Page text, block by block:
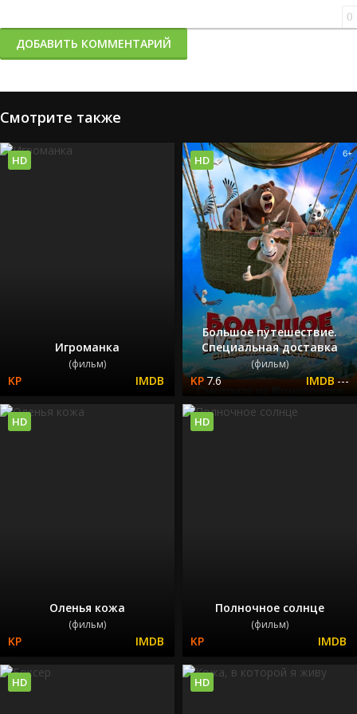
0
ДОБАВИТЬ КОММЕНТАРИЙ
Смотрите также
Игроманка
(фильм)
HD
Большое путешествие.
Специальная доставка
(фильм)
7.6 ---
HD
Оленья кожа
(фильм)
HD
Полночное солнце
(фильм)
HD
HD HD